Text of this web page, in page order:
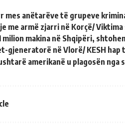
mes anëtarëve të grupeve
me armë zjarri në Korçë/
milion makina në Shqipëri,
gjeneratorë në Vlorë/ KESH
amerikanë u plagosën nga